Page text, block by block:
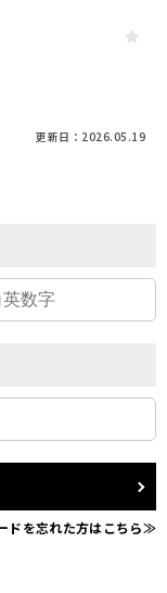
更新日：2026.05.19
ドを忘れた方はこちら≫